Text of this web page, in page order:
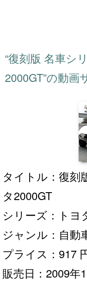
“復刻版 名車シ
2000GT”の動画
タイトル：復刻
タ2000GT
シリーズ：トヨ
ジャンル：自動
プライス：917
販売日：2009年